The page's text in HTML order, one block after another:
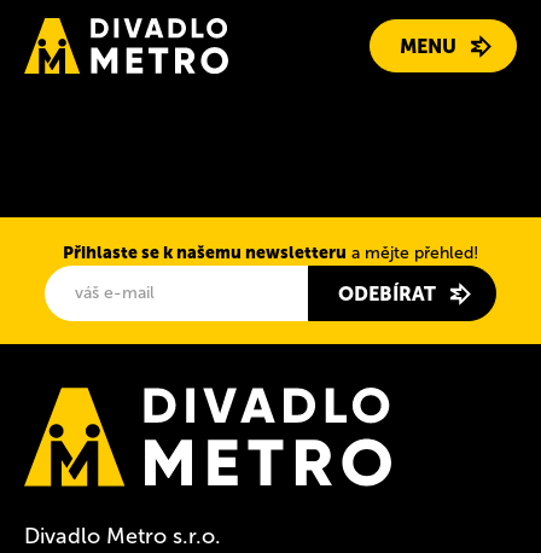
MENU
LIDÉ
KONTAKT
DÁRKOVÉ POUKAZY
Přihlaste se k našemu newsletteru a mějte přehled!
ODEBÍRAT
Divadlo Metro s.r.o.